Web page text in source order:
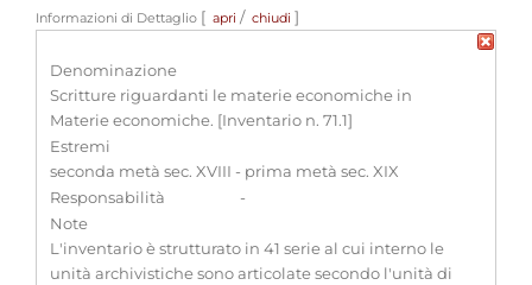
Informazioni di Dettaglio [ apri / chiudi ]
Denominazione
Scritture riguardanti le materie economiche in
Materie economiche. [Inventario n. 71.1]
Estremi
seconda metà sec. XVIII - prima metà sec. XIX
Responsabilità
-
Note
L'inventario è strutturato in 41 serie al cui interno le
unità archivistiche sono articolate secondo l'unità di